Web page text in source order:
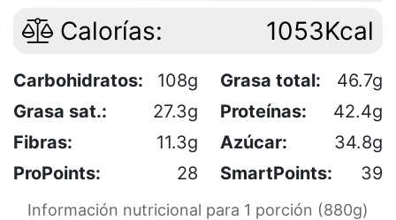
Calorías: 1053Kcal
Carbohidratos: 108g Grasa total:
46.7g
Grasa sat.:
27.3g Proteínas:
42.4g
Fibras:
11.3g Azúcar:
34.8g
ProPoints:
28 SmartPoints: 39
Información nutricional para 1 porción (880g)